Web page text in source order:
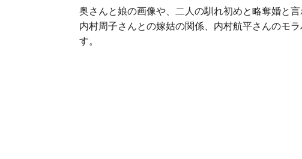
奥さんと娘の画像や、二人の馴れ初めと略奪婚と
内村周子さんとの嫁姑の関係、内村航平さんのモ
す。